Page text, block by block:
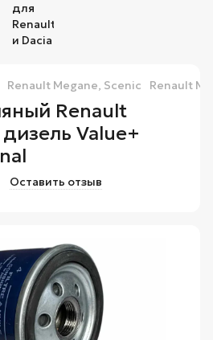
Renault Megane, Scenic Renault
Renault
Value+
Оставить отзыв